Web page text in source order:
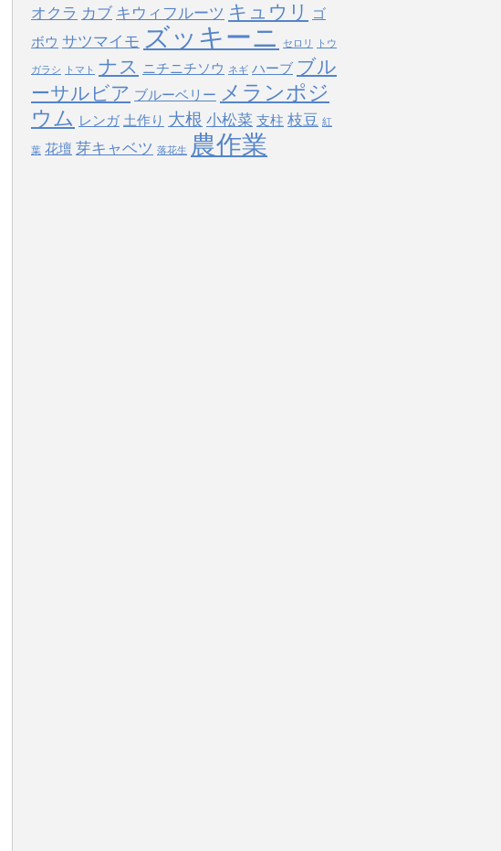
オクラ カブ キウィフルーツ キュウリ
ゴ
ボウ サツマイモ ズッキーニ セロリ トウ
ガラシ トマト ナス ニチニチソウ ネギ ハーブ ブル
ーサルビア ブルーベリー
メランポジ
ウム レンガ 土作り 大根 小松菜 支柱 枝豆 紅
葉 花壇 芽キャベツ 落花生 農作業